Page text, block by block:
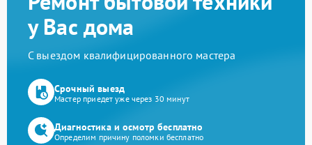
у Вас дома
С выездом квалифицированного мастера
Срочный выезд
Мастер приедет уже через 30 минут
Диагностика и осмотр бесплатно
Определим причину поломки бесплатно